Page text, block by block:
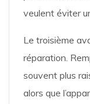
veulent éviter
Le troisième
réparation.
souvent plus
alors que